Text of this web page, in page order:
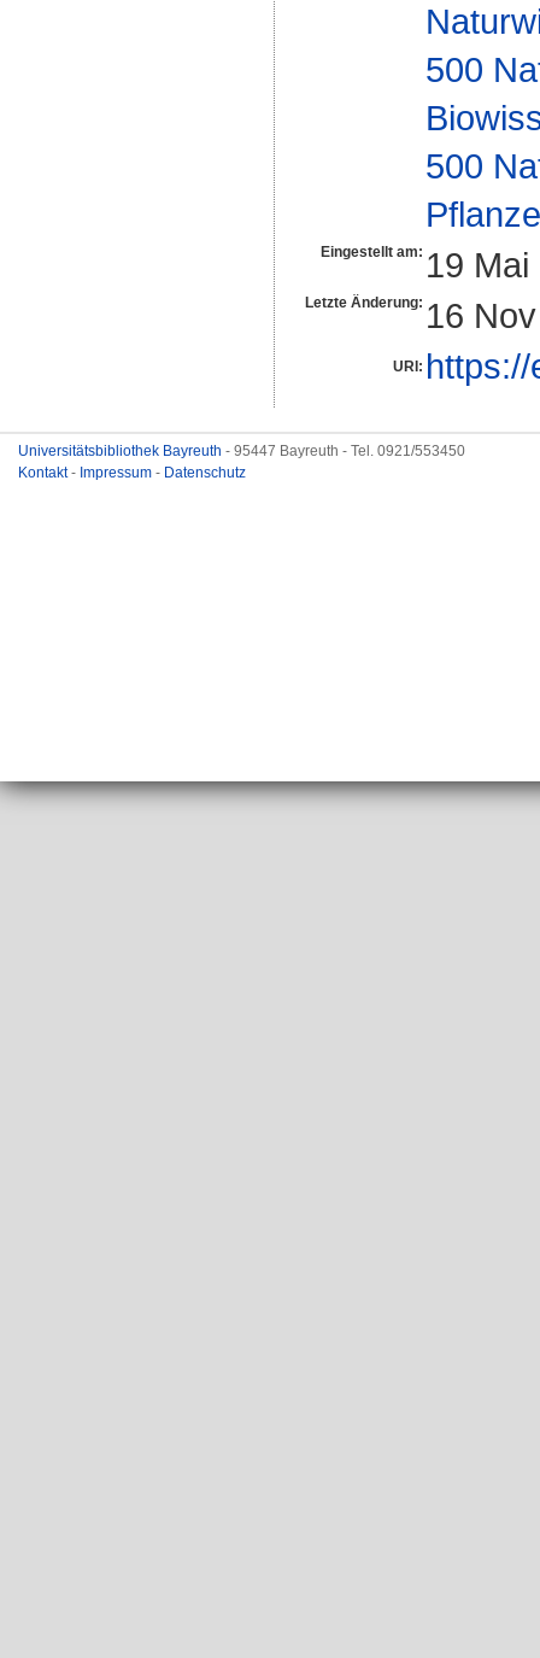
500
500
Eingestellt am: 19
Letzte Änderung: 16
URI:
Universitätsbibliothek Bayreuth - 95447 Bayreuth - Tel. 0921/553450
Kontakt- Impressum - Datenschutz